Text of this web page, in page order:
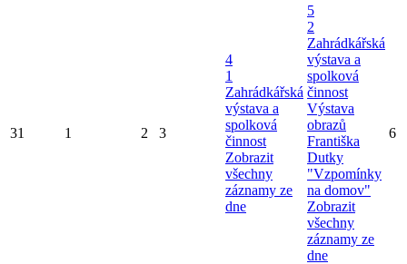
31 1 2 3
4
1
Zahrádkářská
výstava a
spolková
činnost
Zobrazit
všechny
záznamy ze
dne
5
2
Zahrádkářská
výstava a
spolková
činnost
Výstava
obrazů
Františka
Dutky
"Vzpomínky
na domov"
Zobrazit
všechny
záznamy ze
dne
6